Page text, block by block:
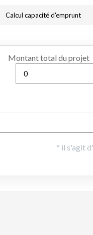
Calcul capacité d'emprunt